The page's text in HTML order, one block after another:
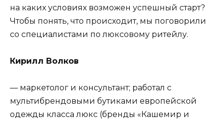
на каких условиях возможен успешный старт?
Чтобы понять, что происходит, мы поговорили
со специалистами по люксовому ритейлу.
Кирилл Волков
— маркетолог и консультант; работал с
мультибрендовыми бутиками европейской
одежды класса люкс (бренды «Кашемир и